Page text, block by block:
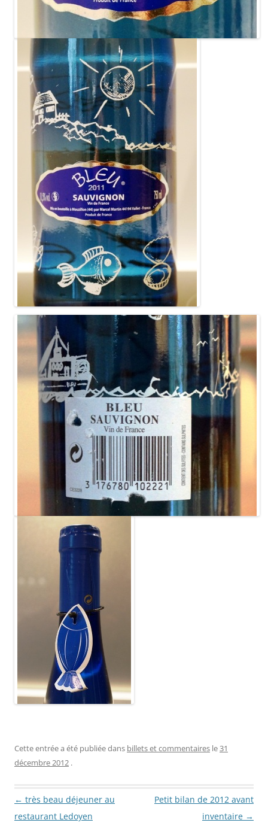
Cette entrée a été publiée dans billets et commentaires le31
décembre 2012 .
Navigation des articles
← très beau déjeuner au
restaurant Ledoyen
Petit bilan de 2012 avant
inventaire →